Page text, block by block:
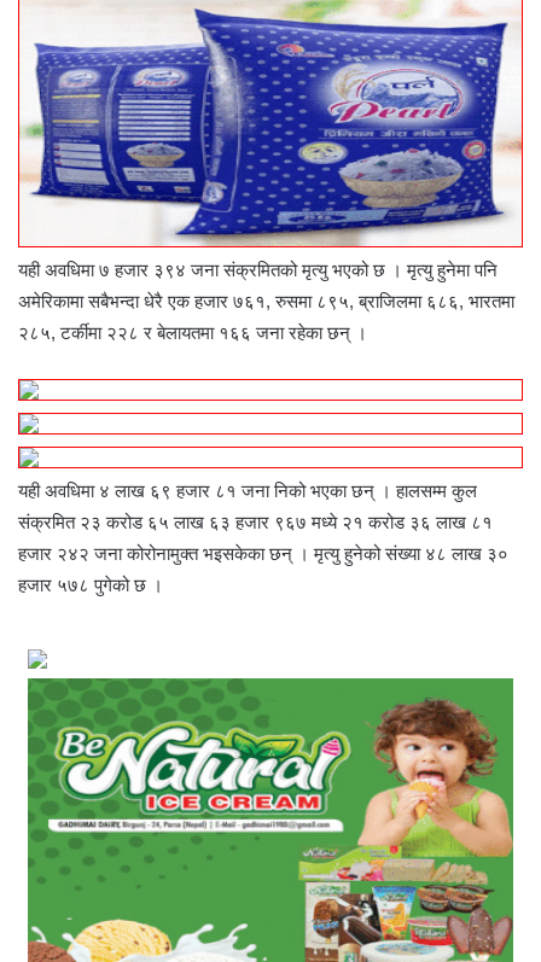
यही अवधिमा ७ हजार ३९४ जना संक्रमितको मृत्यु भएको छ । मृत्यु हुनेमा पनि
अमेरिकामा सबैभन्दा धेरै एक हजार ७६१, रुसमा ८९५, ब्राजिलमा ६८६, भारतमा
२८५, टर्कीमा २२८ र बेलायतमा १६६ जना रहेका छन् ।
यही अवधिमा ४ लाख ६९ हजार ८१ जना निको भएका छन् । हालसम्म कुल
संक्रमित २३ करोड ६५ लाख ६३ हजार ९६७ मध्ये २१ करोड ३६ लाख ८१
हजार २४२ जना कोरोनामुक्त भइसकेका छन् । मृत्यु हुनेको संख्या ४८ लाख ३०
हजार ५७८ पुगेको छ ।